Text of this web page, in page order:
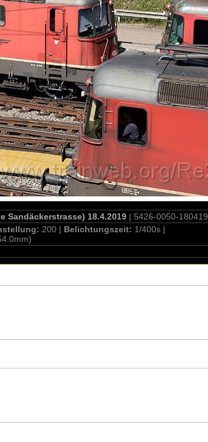
Sandäckerstrasse) 18.4.2019| 5426-0050-180419
200 | Belichtungszeit: 1/400s |